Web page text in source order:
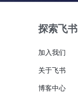
探索飞书
加入我们
关于飞书
博客中心